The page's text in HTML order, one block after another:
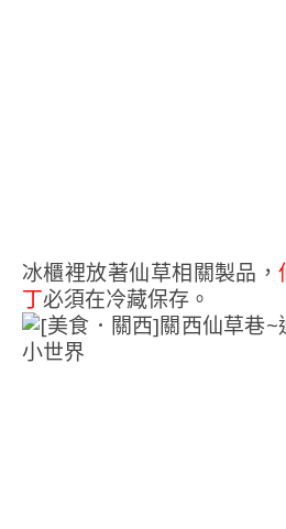
冰櫃裡放著仙草相關製品，
丁必須在冷藏保存。